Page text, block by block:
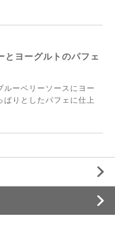
とヨーグルトのパフェ
ーベリーソースにヨー
ぱりとしたパフェに仕上